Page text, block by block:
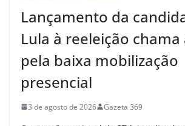
Lançamento da
Lula à reeleição
pela baixa mobilização
presencial
3 de agosto de 2026 Gazeta 369